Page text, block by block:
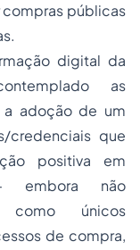
públicas
digital da
as
a adoção de um
credenciais que
positiva em
embora não
como únicos
de compra,